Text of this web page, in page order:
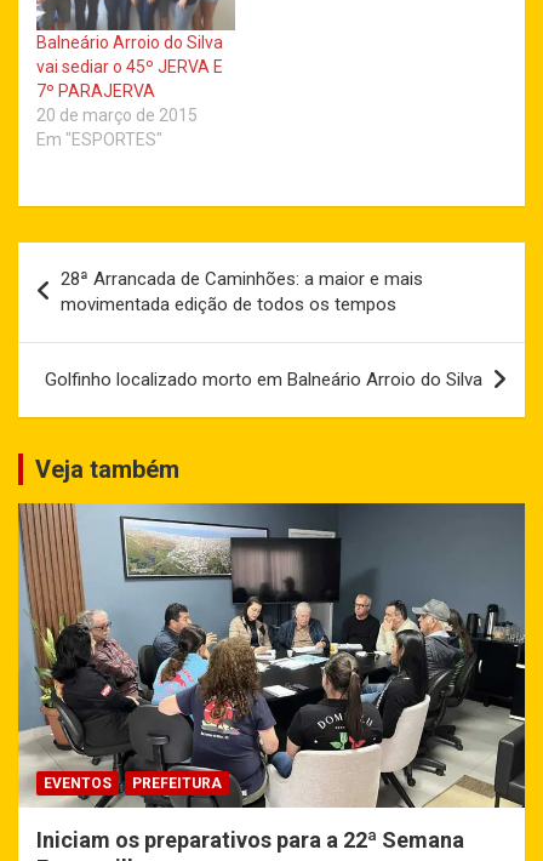
Balneário Arroio do Silva
vai sediar o 45º JERVA E
7º PARAJERVA
20 de março de 2015
Em "ESPORTES"
de
Post
28ª Arrancada de Caminhões: a maior e mais
movimentada edição de todos os tempos
Golfinho localizado morto em Balneário Arroio do Silva
Veja também
EVENTOS PREFEITURA
Iniciam os preparativos para a 22ª Semana